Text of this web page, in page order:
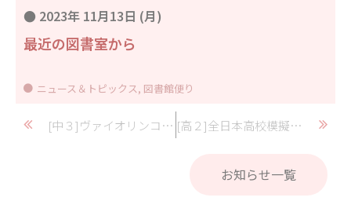
● 2023年 11月13日 (月)
最近の図書室から
ニュース＆トピックス, 図書館便り
[中３]ヴァイオリンコンサート [高２]全日本高校模擬国連大会 出場！
お知らせ一覧